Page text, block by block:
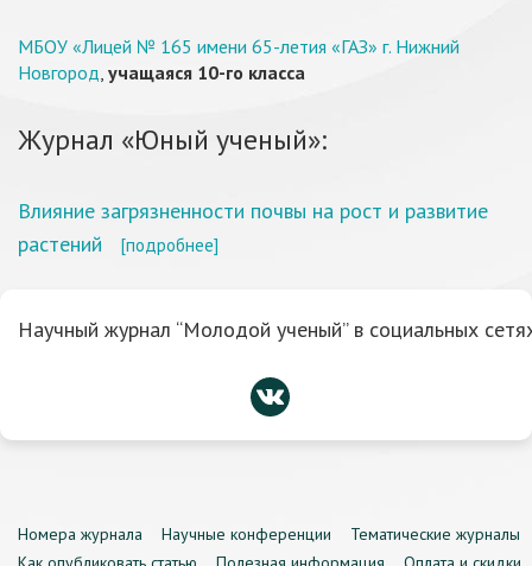
МБОУ «Лицей № 165 имени 65-летия «ГАЗ» г. Нижний
Новгород, учащаяся 10-го класса
Журнал «Юный ученый»:
Влияние загрязненности почвы на рост и развитие
растений
[подробнее]
Научный журнал “Молодой ученый” в социальных
Номера журнала Научные конференции
Тематические журналы